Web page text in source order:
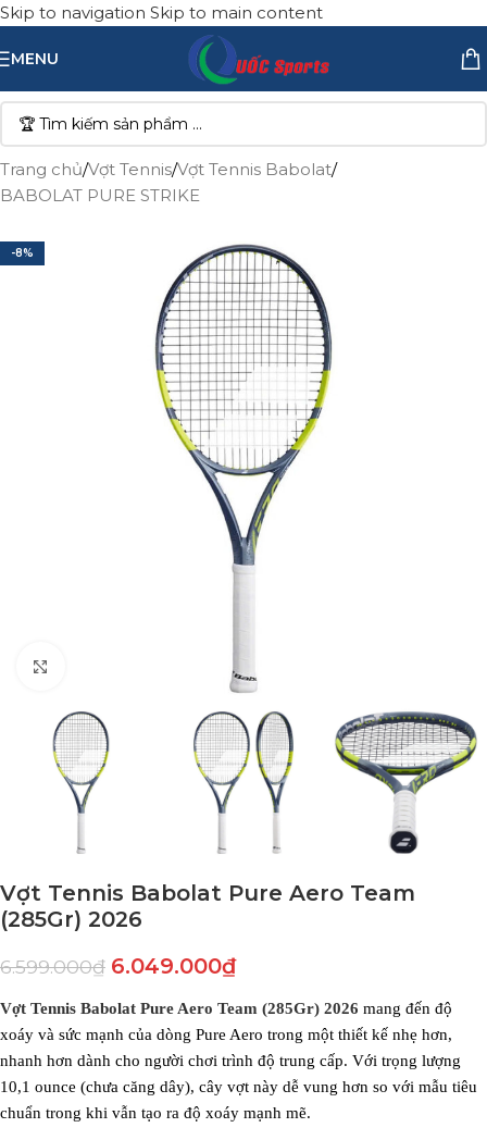
Skip to navigation Skip to main content
MENU
Trang chủ/Vợt Tennis/Vợt Tennis Babolat/
BABOLAT PURE STRIKE
-8%
Vợt Tennis Babolat Pure Aero Team
(285Gr) 2026
6.599.000₫ 6.049.000₫
Vợt Tennis Babolat Pure Aero Team (285Gr) 2026 mang đến độ
xoáy và sức mạnh của dòng Pure Aero trong một thiết kế nhẹ hơn,
nhanh hơn dành cho người chơi trình độ trung cấp. Với trọng lượng
10,1 ounce (chưa căng dây), cây vợt này dễ vung hơn so với mẫu tiêu
chuẩn trong khi vẫn tạo ra độ xoáy mạnh mẽ.